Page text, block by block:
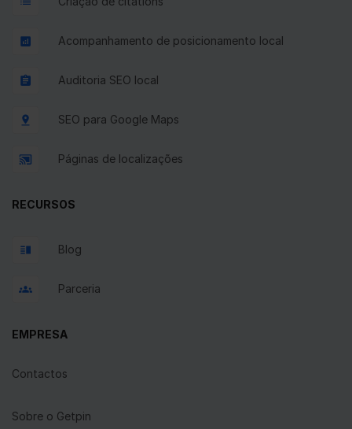
Acompanhamento de posicionamento local
Auditoria SEO local
SEO para Google Maps
Páginas de localizações
RECURSOS
Blog
Parceria
EMPRESA
Contactos
Sobre o Getpin